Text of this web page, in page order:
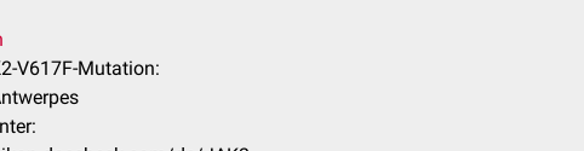
V617F-Mutation: